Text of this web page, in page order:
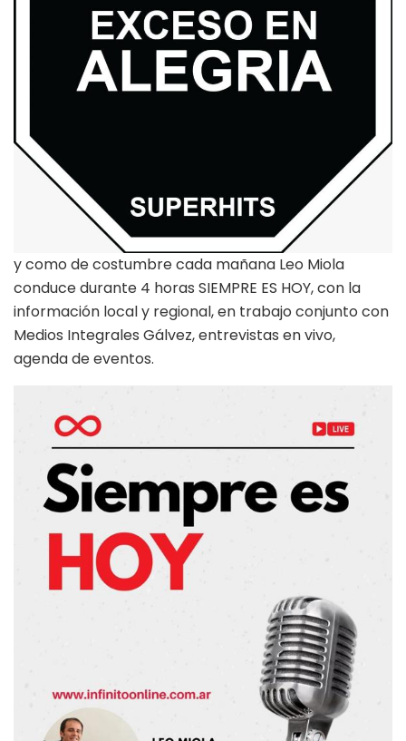
y como de costumbre cada mañana Leo Miola
conduce durante 4 horas SIEMPRE ES HOY, con la
información local y regional, en trabajo conjunto con
Medios Integrales Gálvez, entrevistas en vivo,
agenda de eventos.